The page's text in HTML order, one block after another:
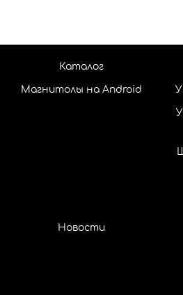
Каталог
Магнитолы на Android
Новости